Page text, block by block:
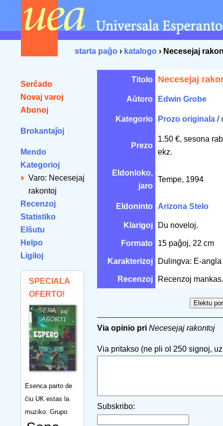
starta paĝo › katalogo › Necesejaj
Serĉado
Novaj varoj
Abonoj
Brokantaĵoj
Mendo
Kategorioj
Varo: Necesejaj
rakontoj
Recenzoj
Statistiko
Elŝutu
Helpo
Ligiloj
SPECIALA
OFERTO!
Esenca parto de
ĉiu UK estas la
muziko. Grupo
Titolo Necesejaj
Aŭtoro Edwin Grobe
Kategorio Prozo originala /
Prezo
1.50 €, sesona
ekz.
Eldonloko,
jaro
Tempe, 1994
Eldoninto Arizona Stelo
Klarigoj Du noveloj.
Formato 15 paĝoj, 22 cm
Karakterizoj Dulingva: E-angla
Recenzoj Recenzoj mankas.
Via opinio pri Necesejaj rakontoj
Via pritakso (ne pli ol 250 signoj,
Subskribo: